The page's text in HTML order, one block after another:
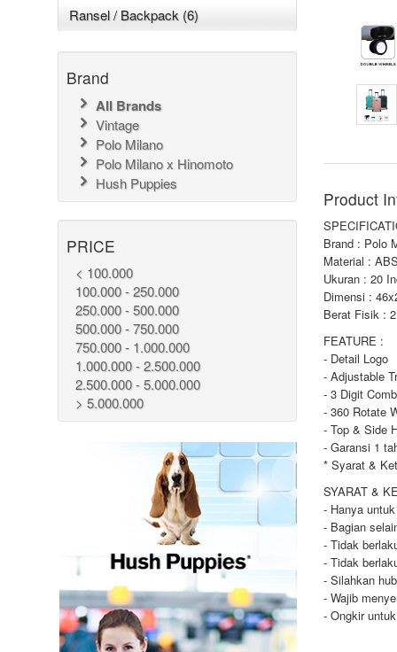
Ransel / Backpack (6)
Brand
All Brands
Vintage
Polo Milano
Polo Milano x Hinomoto
Hush Puppies
PRICE
< 100.000
100.000 - 250.000
250.000 - 500.000
500.000 - 750.000
750.000 - 1.000.000
1.000.000 - 2.500.000
2.500.000 - 5.000.000
> 5.000.000
Product
Brand : Polo
Material :
Ukuran : 20
Dimensi :
Berat Fisik :
FEATURE :
- Detail Logo
- Adjustable
- 3 Digit
- 360 Rotate
- Top & Side
- Garansi 1
* Syarat &
SYARAT &
- Hanya
- Bagian
- Tidak
- Tidak
- Silahkan
- Wajib
- Ongkir